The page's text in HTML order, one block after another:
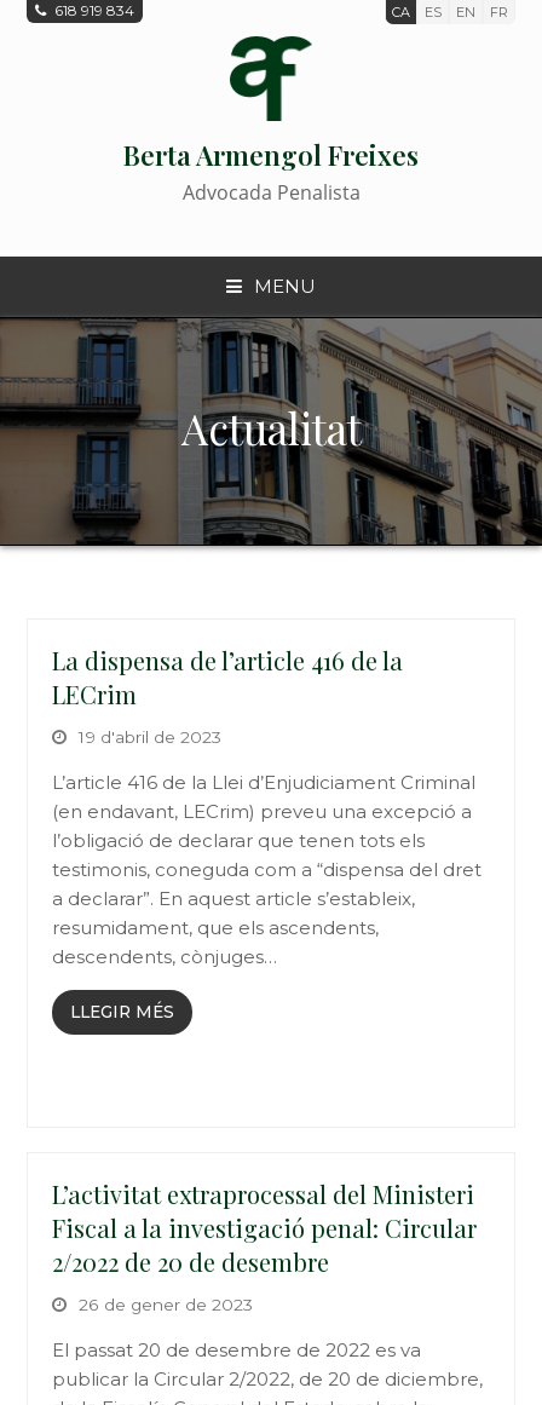
618 919 834 CA ES EN FR
Berta Armengol Freixes
Advocada Penalista
MENU
Actualitat
La dispensa de l’article 416 de la
LECrim
19 d'abril de 2023
L’article 416 de la Llei d’Enjudiciament Criminal
(en endavant, LECrim) preveu una excepció a
l’obligació de declarar que tenen tots els
testimonis, coneguda com a “dispensa del dret
a declarar”. En aquest article s’estableix,
resumidament, que els ascendents,
descendents, cònjuges…
LLEGIR MÉS
L’activitat extraprocessal del Ministeri
Fiscal a la investigació penal: Circular
2/2022 de 20 de desembre
26 de gener de 2023
El passat 20 de desembre de 2022 es va
publicar la Circular 2/2022, de 20 de diciembre,